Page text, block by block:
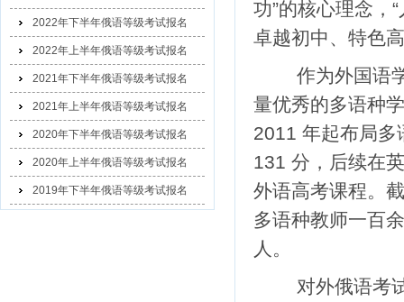
2022年下半年俄语等级考试报名
2022年上半年俄语等级考试报名
2021年下半年俄语等级考试报名
2021年上半年俄语等级考试报名
2020年下半年俄语等级考试报名
2020年上半年俄语等级考试报名
2019年下半年俄语等级考试报名
功”的核心理念，
卓越初中、特色
作为外国语
量优秀的多语种
2011 年起布局多
131 分，后续在
外语高考课程。
多语种教师一百
人。
对外俄语考